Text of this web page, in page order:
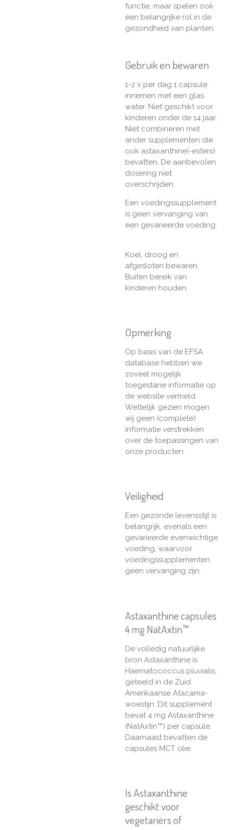
functie, maar spelen ook
een belangrijke rol in de
gezondheid van planten.
Gebruik en bewaren
1-2 x per dag 1 capsule
innemen met een glas
water. Niet geschikt voor
kinderen onder de 14 jaar.
Niet combineren met
ander supplementen die
ook astaxanthine(-esters)
bevatten. De aanbevolen
dosering niet
overschrijden.
Een voedingssupplement
is geen vervanging van
een gevarieerde voeding.
Koel, droog en
afgesloten bewaren.
Buiten bereik van
kinderen houden.
Opmerking
Op basis van de EFSA
database hebben we
zoveel mogelijk
toegestane informatie op
de website vermeld.
Wettelijk gezien mogen
wij geen (complete)
informatie verstrekken
over de toepassingen van
onze producten.
Veiligheid
Een gezonde levensstijl is
belangrijk, evenals een
gevarieerde evenwichtige
voeding, waarvoor
voedingssupplementen
geen vervanging zijn.
Astaxanthine capsules
4 mg NatAxtin™
De volledig natuurlijke
bron Astaxanthine is
Haematococcus pluvialis,
geteeld in de Zuid
Amerikaanse Atacama-
woestijn. Dit supplement
bevat 4 mg Astaxanthine
(NatAxtin™) per capsule.
Daarnaast bevatten de
capsules MCT olie.
Is Astaxanthine
geschikt voor
vegetariërs of